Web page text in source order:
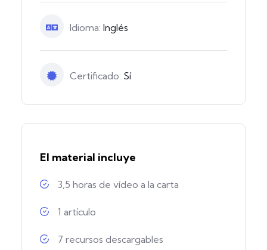
Idioma: Inglés
Certificado: Sí
El material incluye
3,5 horas de vídeo a la carta
1 artículo
7 recursos descargables